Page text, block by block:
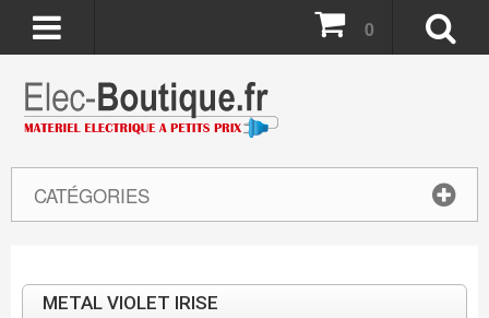
CATÉGORIES
0
METAL VIOLET IRISE